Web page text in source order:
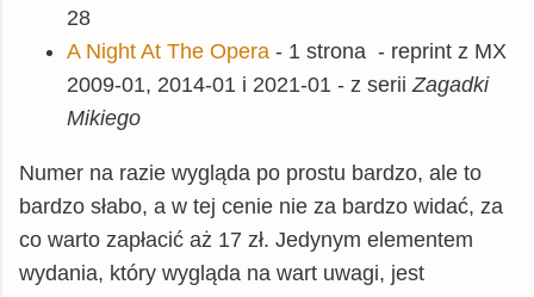
28
A Night At The Opera - 1 strona - reprint z MX
2009-01, 2014-01 i 2021-01 - z serii Zagadki
Mikiego
Numer na razie wygląda po prostu bardzo, ale to
bardzo słabo, a w tej cenie nie za bardzo widać, za
co warto zapłacić aż 17 zł. Jedynym elementem
wydania, który wygląda na wart uwagi, jest